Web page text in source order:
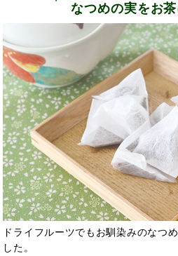
なつめの実をお
ドライフルーツでもお馴染みのなつ
した。